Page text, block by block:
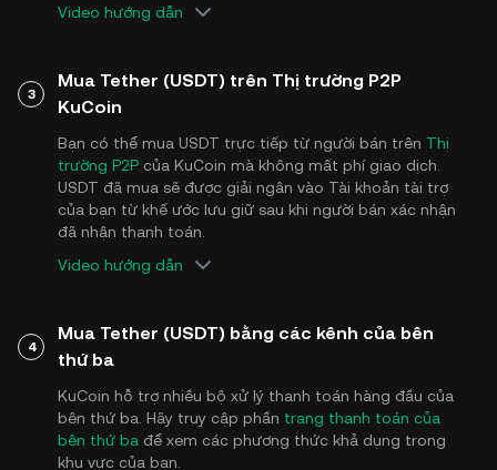
Video hướng dẫn
3
Mua Tether (USDT) trên Thị trường P2P
KuCoin
Bạn có thể mua USDT trực tiếp từ người bán trên Thị
trường P2P của KuCoin mà không mất phí giao dịch.
USDT đã mua sẽ được giải ngân vào Tài khoản tài trợ
của bạn từ khế ước lưu giữ sau khi người bán xác nhận
đã nhận thanh toán.
Video hướng dẫn
4
Mua Tether (USDT) bằng các kênh của bên
thứ ba
KuCoin hỗ trợ nhiều bộ xử lý thanh toán hàng đầu của
bên thứ ba. Hãy truy cập phần trang thanh toán của
bên thứ ba để xem các phương thức khả dụng trong
khu vực của bạn.